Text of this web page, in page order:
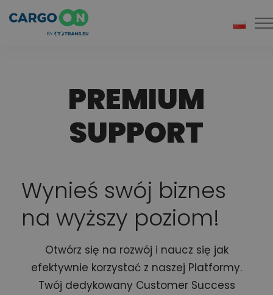
PREMIUM
SUPPORT
Wynieś swój biznes
na wyższy poziom!
Otwórz się na rozwój i naucz się jak
efektywnie korzystać z naszej Platformy.
Twój dedykowany Customer Success